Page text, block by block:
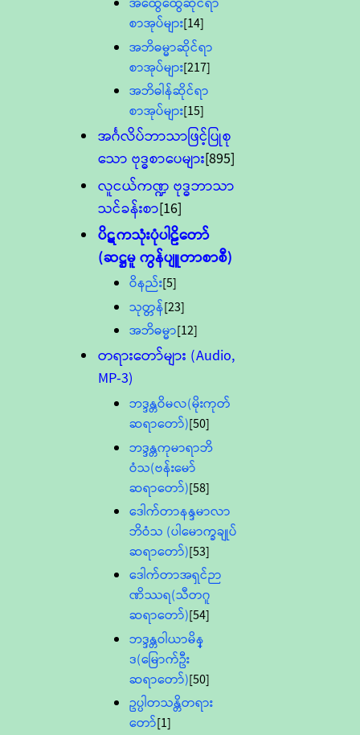
စာအုပ်များ[14]
အဘိဓမ္မာဆိုင်ရာ
စာအုပ်များ[217]
အဘိဓါန်ဆိုင်ရာ
စာအုပ်များ[15]
အင်္ဂလိပ်ဘာသာဖြင့်ပြုစု
သော ဗုဒ္ဓစာပေများ[895]
လူငယ်ကဏ္ဍ ဗုဒ္ဓဘာသာ
သင်ခန်းစာ[16]
ပိဋကသုံးပုံပါဠိတော်
(ဆဋ္ဌမူ ကွန်ပျူတာစာစီ)
ဝိနည်း[5]
သုတ္တန်[23]
အဘိဓမ္မာ[12]
တရားတော်များ (Audio,
MP-3)
ဘဒ္ဒန္တဝိမလ(မိုးကုတ်
ဆရာတော်)[50]
ဘဒ္ဒန္တကုမာရာဘိ
ဝံသ(ဗန်းမော်
ဆရာတော်)[58]
ဒေါက်တာနန္ဒမာလာ
ဘိဝံသ (ပါမောက္ခချုပ်
ဆရာတော်)[53]
ဒေါက်တာအရှင်ဉာ
ဏိဿရ(သီတဂူ
ဆရာတော်)[54]
ဘဒ္ဒန္တဝါယာမိန္
ဒ(မြောက်ဦး
ဆရာတော်)[50]
ဥပ္ပါတသန္တိတရား
တော်[1]